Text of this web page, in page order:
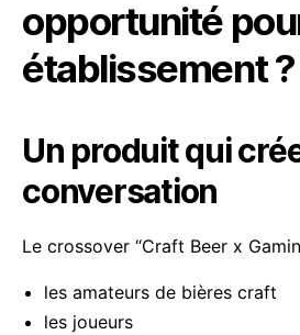
opportunité
établissement ?
Un produit qui
conversation
Le crossover “Craft Beer x
les amateurs de bières craft
les joueurs